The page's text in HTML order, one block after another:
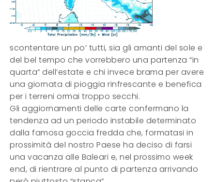
scontentare un po’ tutti, sia gli amanti del sole e
del bel tempo che vorrebbero una partenza “in
quarta” dell’estate e chi invece brama per avere
una giornata di pioggia rinfrescante e benefica
per i terreni ormai troppo secchi.
Gli aggiornamenti delle carte confermano la
tendenza ad un periodo instabile determinato
dalla famosa goccia fredda che, formatasi in
prossimità del nostro Paese ha deciso di farsi
una vacanza alle Baleari e, nel prossimo week
end, di rientrare al punto di partenza arrivando